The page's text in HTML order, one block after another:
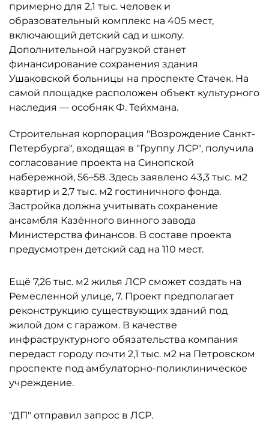
примерно для 2,1 тыс. человек и
образовательный комплекс на 405 мест,
включающий детский сад и школу.
Дополнительной нагрузкой станет
финансирование сохранения здания
Ушаковской больницы на проспекте Стачек. На
самой площадке расположен объект культурного
наследия — особняк Ф. Тейхмана.
Строительная корпорация "Возрождение Санкт-
Петербурга", входящая в "Группу ЛСР", получила
согласование проекта на Синопской
набережной, 56–58. Здесь заявлено 43,3 тыс. м2
квартир и 2,7 тыс. м2 гостиничного фонда.
Застройка должна учитывать сохранение
ансамбля Казённого винного завода
Министерства финансов. В составе проекта
предусмотрен детский сад на 110 мест.
Ещё 7,26 тыс. м2 жилья ЛСР сможет создать на
Ремесленной улице, 7. Проект предполагает
реконструкцию существующих зданий под
жилой дом с гаражом. В качестве
инфраструктурного обязательства компания
передаст городу почти 2,1 тыс. м2 на Петровском
проспекте под амбулаторно-поликлиническое
учреждение.
"ДП" отправил запрос в ЛСР.